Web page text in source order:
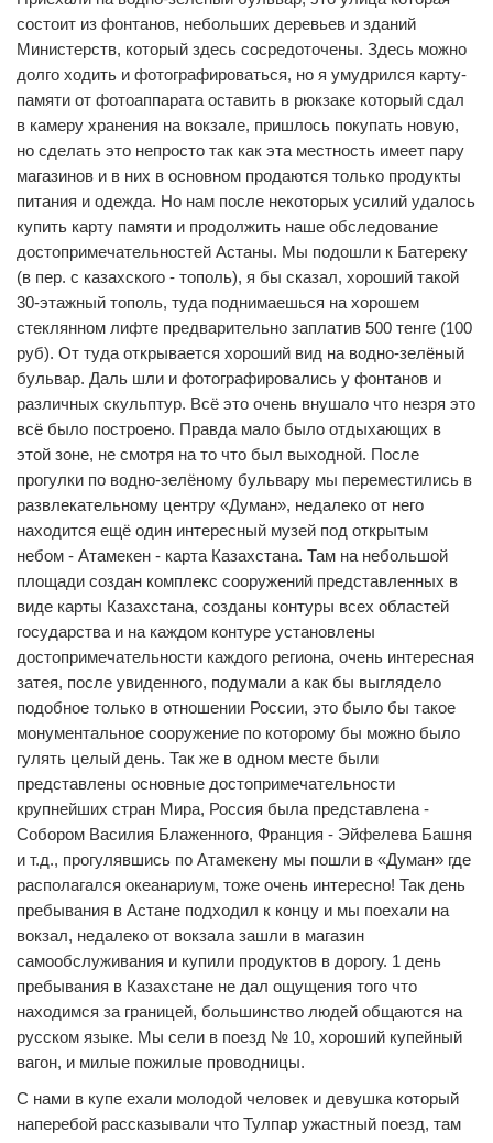
состоит из фонтанов, небольших деревьев и зданий
Министерств, который здесь сосредоточены. Здесь можно
долго ходить и фотографироваться, но я умудрился карту-
памяти от фотоаппарата оставить в рюкзаке который сдал
в камеру хранения на вокзале, пришлось покупать новую,
но сделать это непросто так как эта местность имеет пару
магазинов и в них в основном продаются только продукты
питания и одежда. Но нам после некоторых усилий удалось
купить карту памяти и продолжить наше обследование
достопримечательностей Астаны. Мы подошли к Батереку
(в пер. с казахского - тополь), я бы сказал, хороший такой
30-этажный тополь, туда поднимаешься на хорошем
стеклянном лифте предварительно заплатив 500 тенге (100
руб). От туда открывается хороший вид на водно-зелёный
бульвар. Даль шли и фотографировались у фонтанов и
различных скульптур. Всё это очень внушало что незря это
всё было построено. Правда мало было отдыхающих в
этой зоне, не смотря на то что был выходной. После
прогулки по водно-зелёному бульвару мы переместились в
развлекательному центру «Думан», недалеко от него
находится ещё один интересный музей под открытым
небом - Атамекен - карта Казахстана. Там на небольшой
площади создан комплекс сооружений представленных в
виде карты Казахстана, созданы контуры всех областей
государства и на каждом контуре установлены
достопримечательности каждого региона, очень интересная
затея, после увиденного, подумали а как бы выглядело
подобное только в отношении России, это было бы такое
монументальное сооружение по которому бы можно было
гулять целый день. Так же в одном месте были
представлены основные достопримечательности
крупнейших стран Мира, Россия была представлена -
Собором Василия Блаженного, Франция - Эйфелева Башня
и т.д., прогулявшись по Атамекену мы пошли в «Думан» где
располагался океанариум, тоже очень интересно! Так день
пребывания в Астане подходил к концу и мы поехали на
вокзал, недалеко от вокзала зашли в магазин
самообслуживания и купили продуктов в дорогу. 1 день
пребывания в Казахстане не дал ощущения того что
находимся за границей, большинство людей общаются на
русском языке. Мы сели в поезд № 10, хороший купейный
вагон, и милые пожилые проводницы.
С нами в купе ехали молодой человек и девушка который
наперебой рассказывали что Тулпар ужастный поезд, там